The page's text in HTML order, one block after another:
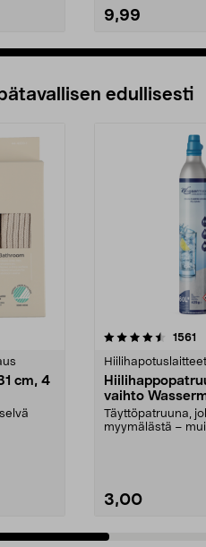
9,99
edullisesti
cm, 4
1561
vaihto
Täyttöpatruuna,
myymälästä –
3,00